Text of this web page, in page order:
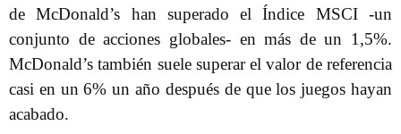
de McDonald’s han superado el Índice MSCI -un
conjunto de acciones globales- en más de un 1,5%.
McDonald’s también suele superar el valor de referencia
casi en un 6% un año después de que los juegos hayan
acabado.